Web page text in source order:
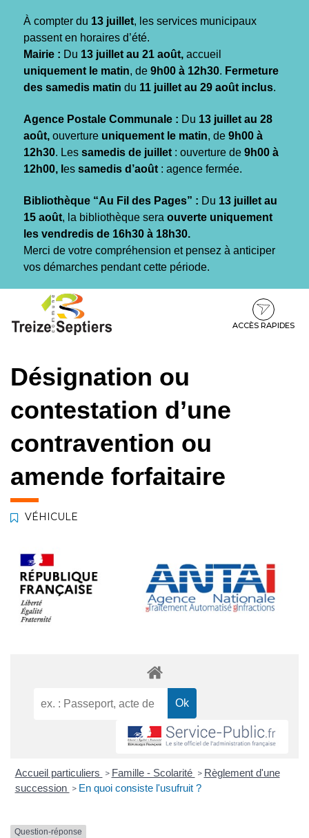
À compter du 13 juillet, les services municipaux
passent en horaires d’été.
Mairie : Du 13 juillet au 21 août, accueil
uniquement le matin, de 9h00 à 12h30. Fermeture
des samedis matin du 11 juillet au 29 août inclus.
Agence Postale Communale : Du 13 juillet au 28
août, ouverture uniquement le matin, de 9h00 à
12h30. Les samedis de juillet : ouverture de 9h00 à
12h00, l es samedis d’août : agence fermée.
Bibliothèque “Au Fil des Pages” : Du 13 juillet au
15 août, la bibliothèque sera ouverte uniquement
les vendredis de 16h30 à 18h30.
Merci de votre compréhension et pensez à anticiper
vos démarches pendant cette période.
contenu
pied
ACCÈS RAPIDES
Désignation ou
contestation d’une
contravention ou
amende forfaitaire
VÉHICULE
Accueil particuliers > Famille - Scolarité > Règlement d'une
succession > En quoi consiste l'usufruit ?
Question-réponse